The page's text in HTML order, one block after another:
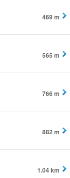
469 m
565 m
766 m
882 m
1.04 km